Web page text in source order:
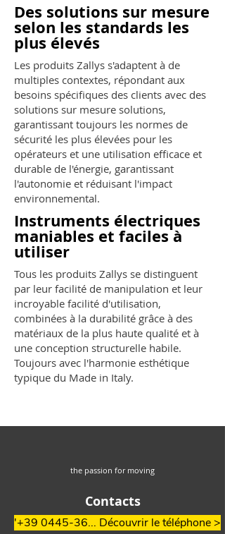
​Des solutions sur mesure
selon les standards les
plus élevés
Les produits Zallys s'adaptent à de
multiples contextes, répondant aux
besoins spécifiques des clients avec des
solutions sur mesure solutions,
garantissant toujours les normes de
sécurité les plus élevées pour les
opérateurs et une utilisation efficace et
durable de l'énergie, garantissant
l'autonomie et réduisant l'impact
environnemental.
Instruments électriques
maniables et faciles à
utiliser
Tous les produits Zallys se distinguent
par leur facilité de manipulation et leur
incroyable facilité d'utilisation,
combinées à la durabilité grâce à des
matériaux de la plus haute qualité et à
une conception structurelle habile.
Toujours avec l'harmonie esthétique
typique du Made in Italy.
the passion for moving
Contacts
'+39 0445-36... Découvrir le téléphone >